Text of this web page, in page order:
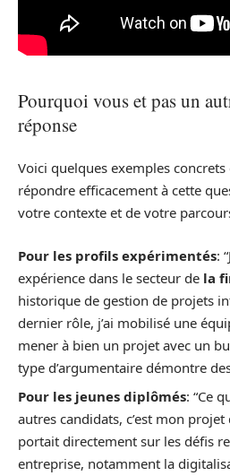
Pourquoi vous et pas un
réponse
Voici quelques exemples
répondre efficacement à cette
votre contexte et de votre
Pour les profils expérimentés:
expérience dans le secteur de la
historique de gestion de projets
dernier rôle, j’ai mobilisé une
mener à bien un projet avec un
type d’argumentaire démontre
Pour les jeunes diplômés: “Ce
autres candidats, c’est mon projet
portait directement sur les défis
entreprise, notamment la